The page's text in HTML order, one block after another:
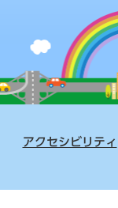
アクセシビリティ